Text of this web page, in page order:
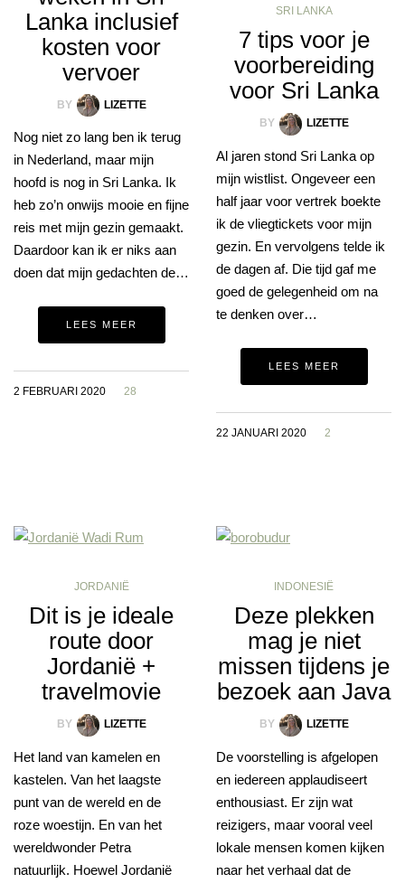
Lanka inclusief
kosten voor
vervoer
BY LIZETTE
Nog niet zo lang ben ik terug
in Nederland, maar mijn
hoofd is nog in Sri Lanka. Ik
heb zo’n onwijs mooie en fijne
reis met mijn gezin gemaakt.
Daardoor kan ik er niks aan
doen dat mijn gedachten de…
LEES MEER
2 FEBRUARI 2020 28
SRI LANKA
7 tips voor je
voorbereiding
voor Sri Lanka
BY LIZETTE
Al jaren stond Sri Lanka op
mijn wistlist. Ongeveer een
half jaar voor vertrek boekte
ik de vliegtickets voor mijn
gezin. En vervolgens telde ik
de dagen af. Die tijd gaf me
goed de gelegenheid om na
te denken over…
LEES MEER
22 JANUARI 2020 2
JORDANIË
Dit is je ideale
route door
Jordanië +
travelmovie
BY LIZETTE
Het land van kamelen en
kastelen. Van het laagste
punt van de wereld en de
roze woestijn. En van het
wereldwonder Petra
natuurlijk. Hoewel Jordanië
INDONESIË
Deze plekken
mag je niet
missen tijdens je
bezoek aan Java
BY LIZETTE
De voorstelling is afgelopen
en iedereen applaudiseert
enthousiast. Er zijn wat
reizigers, maar vooral veel
lokale mensen komen kijken
naar het verhaal dat de